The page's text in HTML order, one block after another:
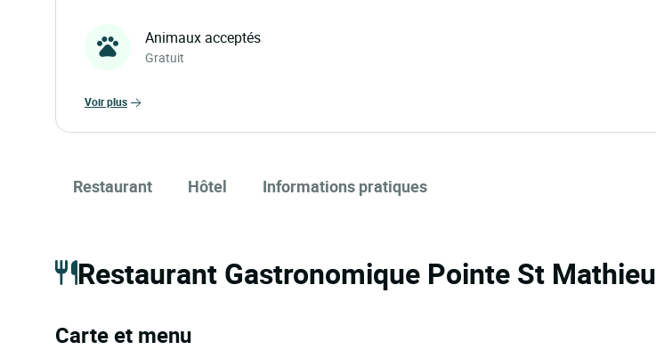
Animaux acceptés
Gratuit
voir plus
Restaurant Hôtel Informations pratiques
Restaurant Gastronomique Pointe St Mathieu
Carte et menu